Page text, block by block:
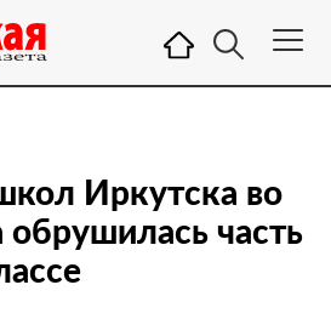
Иркутска во
обрушилась часть